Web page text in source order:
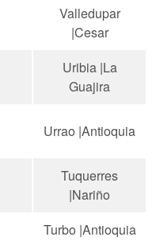
Valledupar
|Cesar
Uribia |La
Guajira
Urrao |Antioquia
Tuquerres
|Nariño
Turbo |Antioquia